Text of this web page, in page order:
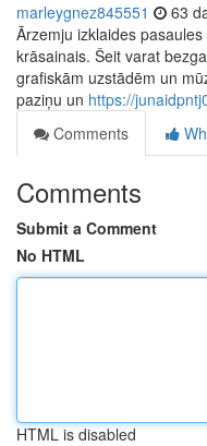
marleygnez845551 63
Ārzemju izklaides
krāsainais. Šeit varat
grafiskām uzstādēm un
paziņu un https://
Comments
Comments
Submit a Comment
No HTML
HTML is disabled